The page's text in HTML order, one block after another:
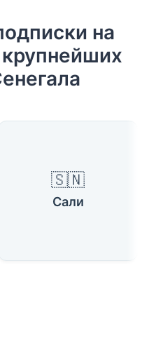
на
🇸🇳
Сали